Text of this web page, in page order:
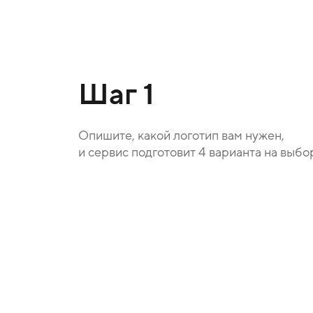
Шаг 1
Опишите, какой логотип вам нужен,
и сервис подготовит 4 варианта на